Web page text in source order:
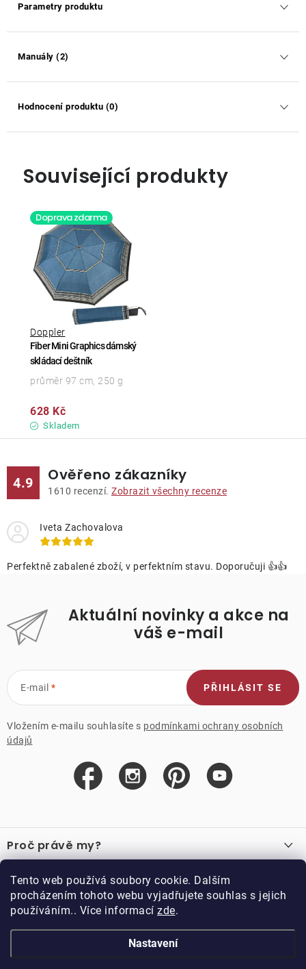
Tento web používá soubory cookie. Dalším
procházením tohoto webu vyjadřujete souhlas s jejich
používáním.. Více informací zde.
Nastavení
Parametry produktu
Manuály (2)
Hodnocení produktu (0)
Související produkty
Doprava zdarma
Fiber Mini Graphics dámský
skládací deštník
Doppler
Skladem
628 Kč
průměr 97 cm, 250 g
4.9 Ověřeno zákazníky
1610 recenzí. Zobrazit všechny recenze
Iveta Zachovalova
Perfektně zabalené zboží, v perfektním stavu. Doporučuji 👍👍
Aktuální novinky a akce na
váš e-mail
E-mail
Vložením e-mailu souhlasíte s podmínkami ochrany osobních
údajů
PŘIHLÁSIT SE
á
p
a
Proč právě my?
Recenze
Důležité odkazy
Velkoobchod
Vzorková prodejna
Kariéra
O nákupu
Obchodní podmínky